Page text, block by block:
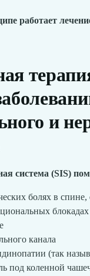
работает
и
система (SIS)
болях в
блокадах
канала
(так
под коленной